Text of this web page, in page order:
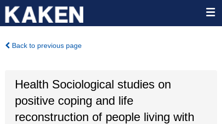
Back to previous page
Health Sociological studies on
positive coping and life
reconstruction of people living with